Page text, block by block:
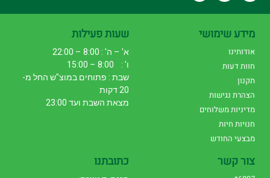
מידע שימושי
אודותינו
חוות דעות
תקנון
הצהרת נגישות
מדיניות משלוחים
חנויות חיות
מבצעי החודש
שעות פעילות
א' – ה' : 8:00 – 22:00
ו' : 8:00 – 15:00
שבת : פתוחים במוצ"ש החל מ-
20 דקות
מצאת השבת ועד 23:00
צור קשר כתובתנו